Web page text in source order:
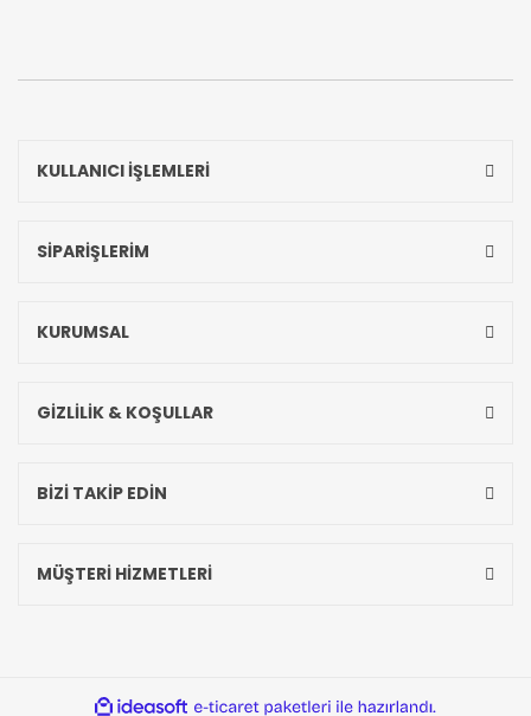
KULLANICI İŞLEMLERİ
SİPARİŞLERİM
KURUMSAL
GİZLİLİK & KOŞULLAR
BİZİ TAKİP EDİN
MÜŞTERİ HİZMETLERİ
ideasoft e-